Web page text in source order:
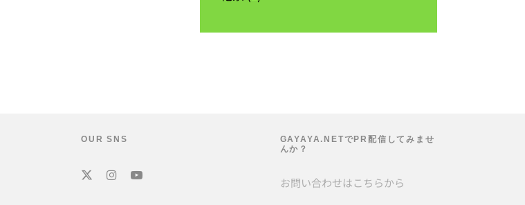
OUR SNS
GAYAYA.NETでPR配信してみませ
んか？
お問い合わせはこちらから